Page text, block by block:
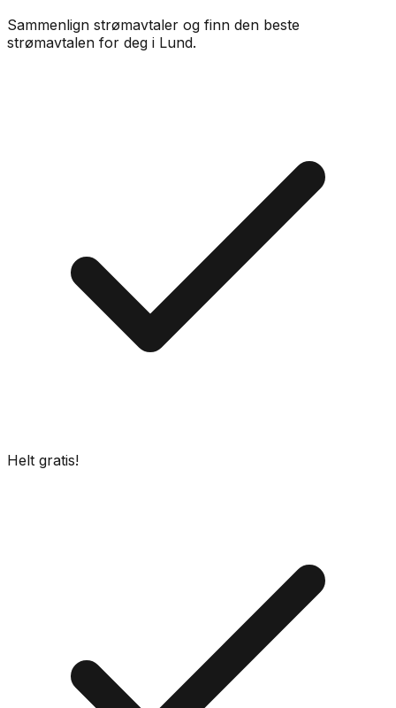
Sammenlign strømavtaler og finn den beste
strømavtalen for deg i Lund.
Helt gratis!